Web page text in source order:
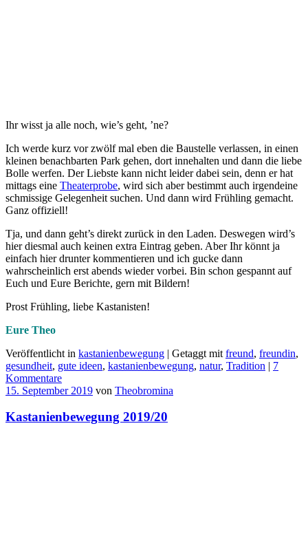
Ihr wisst ja alle noch, wie’s geht, ’ne?
Ich werde kurz vor zwölf mal eben die Baustelle verlassen, in einen
kleinen benachbarten Park gehen, dort innehalten und dann die liebe
Bolle werfen. Der Liebste kann nicht leider dabei sein, denn er hat
mittags eine Theaterprobe, wird sich aber bestimmt auch irgendeine
schmissige Gelegenheit suchen. Und dann wird Frühling gemacht.
Ganz offiziell!
Tja, und dann geht’s direkt zurück in den Laden. Deswegen wird’s
hier diesmal auch keinen extra Eintrag geben. Aber Ihr könnt ja
einfach hier drunter kommentieren und ich gucke dann
wahrscheinlich erst abends wieder vorbei. Bin schon gespannt auf
Euch und Eure Berichte, gern mit Bildern!
Prost Frühling, liebe Kastanisten!
Eure Theo
Veröffentlicht in kastanienbewegung | Getaggt mit freund, freundin,
gesundheit, gute ideen, kastanienbewegung, natur, Tradition | 7
Kommentare
15. September 2019 von Theobromina
Kastanienbewegung 2019/20